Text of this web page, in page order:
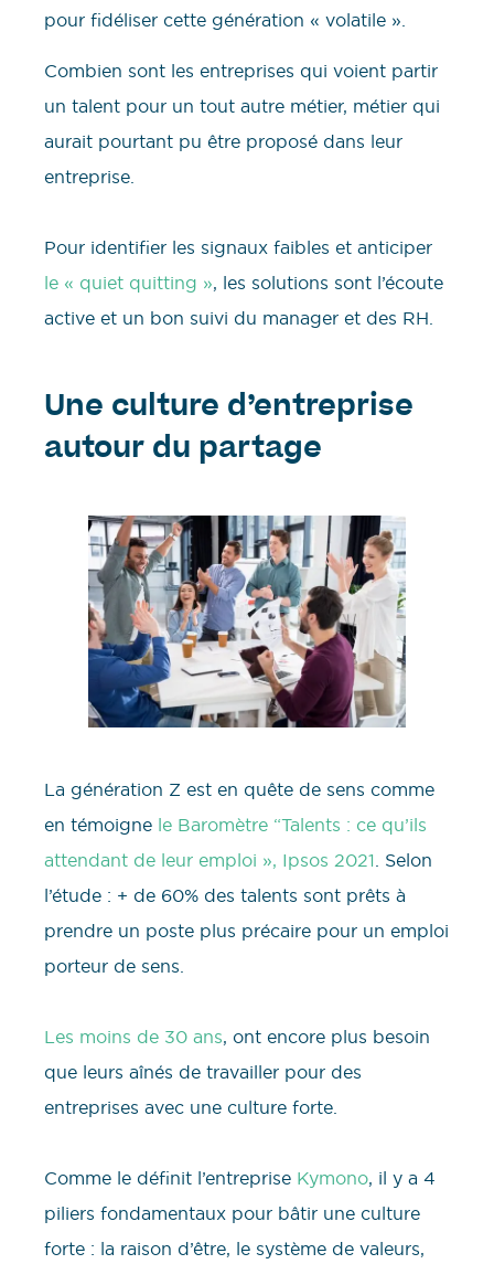
pour fidéliser cette génération « volatile ».
Combien sont les entreprises qui voient partir
un talent pour un tout autre métier, métier qui
aurait pourtant pu être proposé dans leur
entreprise.
Pour identifier les signaux faibles et anticiper
le « quiet quitting », les solutions sont l’écoute
active et un bon suivi du manager et des RH.
Une culture d’entreprise
autour du partage
La génération Z est en quête de sens comme
en témoigne le Baromètre “Talents : ce qu’ils
attendant de leur emploi », Ipsos 2021. Selon
l’étude : + de 60% des talents sont prêts à
prendre un poste plus précaire pour un emploi
porteur de sens.
Les moins de 30 ans, ont encore plus besoin
que leurs aînés de travailler pour des
entreprises avec une culture forte.
Comme le définit l’entreprise Kymono, il y a 4
piliers fondamentaux pour bâtir une culture
forte : la raison d’être, le système de valeurs,